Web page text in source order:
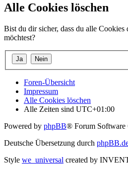
Alle Cookies löschen
Bist du dir sicher, dass du alle Cookies
möchtest?
Foren-Übersicht
Impressum
Alle Cookies löschen
Alle Zeiten sind UTC+01:00
Powered by phpBB® Forum
Deutsche Übersetzung durch
Style we_universal created by